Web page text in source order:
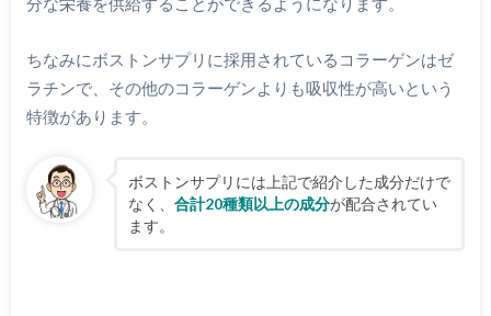
ちなみにボストンサプリに採用されているコラーゲンはゼ
ラチンで、その他のコラーゲンよりも吸収性が高いという
特徴があります。
ボストンサプリには上記で紹介した成分だけで
なく、 合計20種類以上の成分が配合されてい
ます。